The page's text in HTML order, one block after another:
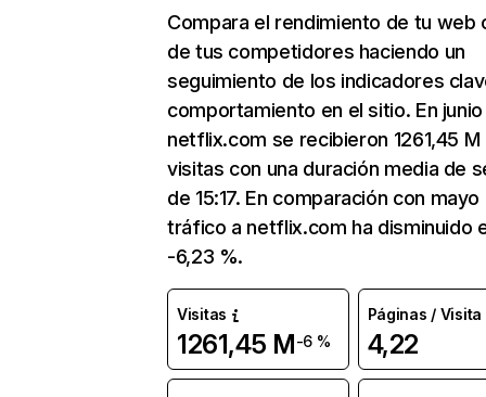
Compara el rendimiento de tu web
de tus competidores haciendo un
seguimiento de los indicadores
comportamiento en el sitio. En junio
netflix.com se recibieron 1261,45 M
visitas con una duración media de
de 15:17. En comparación con mayo
tráfico a netflix.com ha disminuido
-6,23 %.
Visitas
1261,45 M-6 %
Páginas / Visita
4,22